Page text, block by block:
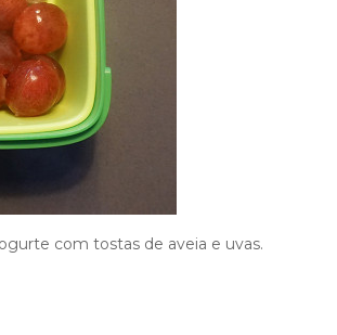
com tostas de aveia e uvas.